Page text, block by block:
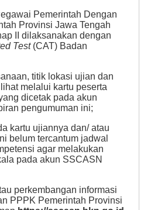
Pemerintah Dengan
Provinsi Jawa Tengah
II dilaksanakan dengan
Test(CAT) Badan
titik lokasi ujian dan
melalui kartu peserta
dicetak pada akun
pengumuman ini;
kartu ujiannya dan/ atau
belum tercantum jadwal
agar melakukan
pada akun SSCASN
perkembangan informasi
PPPK Pemerintah Provinsi